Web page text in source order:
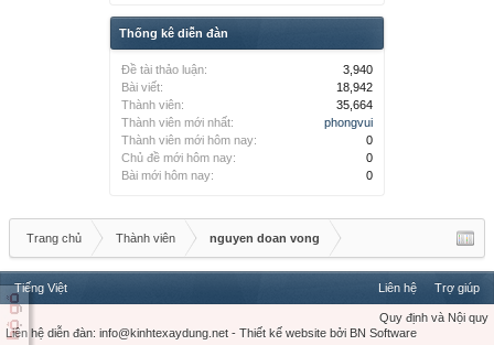
Thống kê diễn đàn
Đề tài thảo luận:
3,940
Bài viết:
18,942
Thành viên:
35,664
Thành viên mới nhất:
phongvui
Thành viên mới hôm nay:
0
Chủ đề mới hôm nay:
0
Bài mới hôm nay:
0
Trang chủ Thành viên nguyen doan vong
Tiếng Việt Liên hệ Trợ giúp
Quy định và Nội quy
Liên hệ diễn đàn: info@kinhtexaydung.net - Thiết kế website bởi BN Software